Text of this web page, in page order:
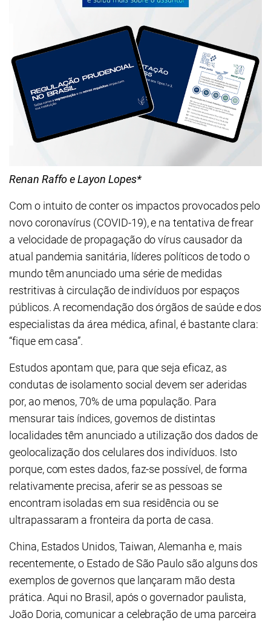
Renan Raffo e Layon Lopes*
Com o intuito de conter os impactos provocados pelo
novo coronavírus (COVID-19), e na tentativa de frear
a velocidade de propagação do vírus causador da
atual pandemia sanitária, líderes políticos de todo o
mundo têm anunciado uma série de medidas
restritivas à circulação de indivíduos por espaços
públicos. A recomendação dos órgãos de saúde e dos
especialistas da área médica, afinal, é bastante clara:
“fique em casa”.
Estudos apontam que, para que seja eficaz, as
condutas de isolamento social devem ser aderidas
por, ao menos, 70% de uma população. Para
mensurar tais índices, governos de distintas
localidades têm anunciado a utilização dos dados de
geolocalização dos celulares dos indivíduos. Isto
porque, com estes dados, faz-se possível, de forma
relativamente precisa, aferir se as pessoas se
encontram isoladas em sua residência ou se
ultrapassaram a fronteira da porta de casa.
China, Estados Unidos, Taiwan, Alemanha e, mais
recentemente, o Estado de São Paulo são alguns dos
exemplos de governos que lançaram mão desta
prática. Aqui no Brasil, após o governador paulista,
João Doria, comunicar a celebração de uma parceira